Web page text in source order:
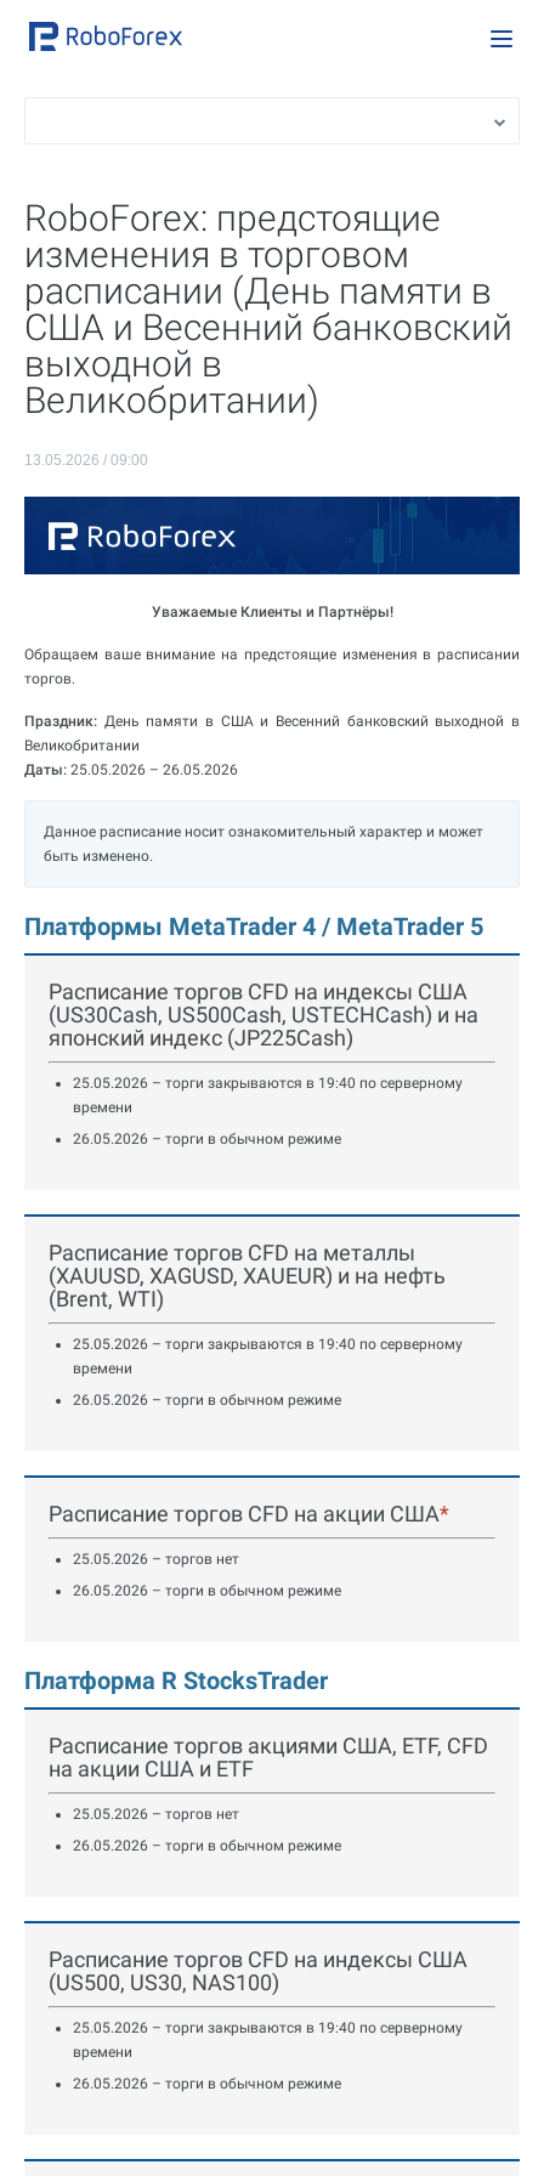
RoboForex: предстоящие
изменения в торговом
расписании (День памяти в
США и Весенний банковский
выходной в
Великобритании)
13.05.2026 / 09:00
Уважаемые Клиенты и Партнёры!
Обращаем ваше внимание на предстоящие изменения в расписании
торгов.
Праздник: День памяти в США и Весенний банковский выходной в
Великобритании
Даты: 25.05.2026 – 26.05.2026
Данное расписание носит ознакомительный характер и может
быть изменено.
Платформы MetaTrader 4 / MetaTrader 5
Расписание торгов CFD на индексы США
(US30Cash, US500Cash, USTECHCash) и на
японский индекс (JP225Cash)
25.05.2026 – торги закрываются в 19:40 по серверному
времени
26.05.2026 – торги в обычном режиме
Расписание торгов CFD на металлы
(XAUUSD, XAGUSD, XAUEUR) и на нефть
(Brent, WTI)
25.05.2026 – торги закрываются в 19:40 по серверному
времени
26.05.2026 – торги в обычном режиме
Расписание торгов CFD на акции США*
25.05.2026 – торгов нет
26.05.2026 – торги в обычном режиме
Платформа R StocksTrader
Расписание торгов акциями США, ETF, CFD
на акции США и ETF
25.05.2026 – торгов нет
26.05.2026 – торги в обычном режиме
Расписание торгов CFD на индексы США
(US500, US30, NAS100)
25.05.2026 – торги закрываются в 19:40 по серверному
времени
26.05.2026 – торги в обычном режиме